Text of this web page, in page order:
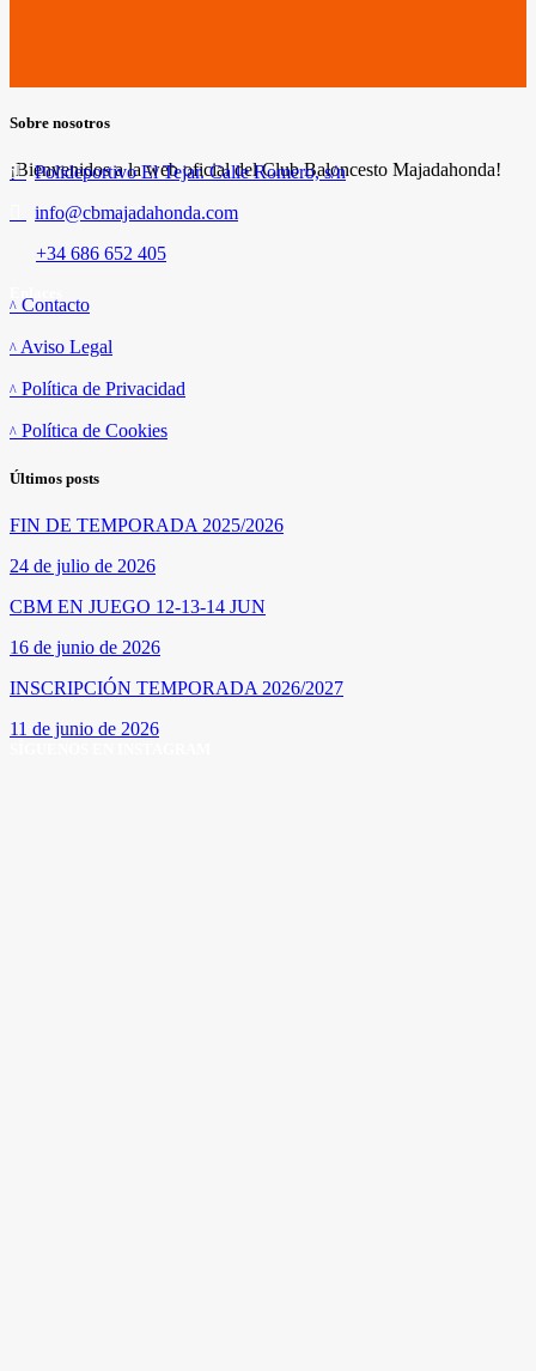
Sobre nosotros
¡Bienvenidos a la web oficial del Club Baloncesto Majadahonda!
Polideportivo El Tejar. Calle Romero, s/n
info@cbmajadahonda.com
+34 686 652 405
Contacto
Aviso Legal
Política de Privacidad
Política de Cookies
Últimos posts
FIN DE TEMPORADA 2025/2026
24 de julio de 2026
CBM EN JUEGO 12-13-14 JUN
16 de junio de 2026
INSCRIPCIÓN TEMPORADA 2026/2027
11 de junio de 2026